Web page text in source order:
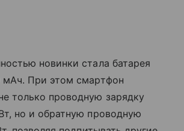
новинки стала батарея
При этом смартфон
только проводную зарядку
но и обратную проводную